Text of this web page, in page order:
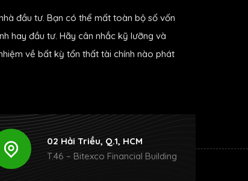
đầu tư. Bạn có thể mất toàn bộ số vốn
hay đầu tư. Hãy cân nhắc kỹ lưỡng và
về bất kỳ tổn thất tài chính nào phát
02 Hải Triều, Q.1, HCM
T.46 – Bitexco Financial Building